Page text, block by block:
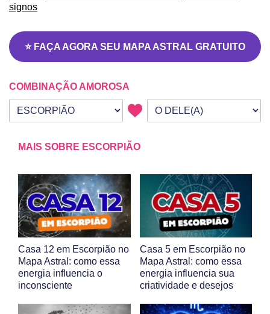
signos
⭐ FAÇA AGORA SEU MAPA ASTRAL GRATUITO
COMBINAÇÃO AMOROSA
Seu signo
Signo da outra pessoa
MAIS SOBRE ESCORPIÃO
Casa 12 em Escorpião no
Mapa Astral: como essa
energia influencia o
inconsciente
Casa 5 em Escorpião no
Mapa Astral: como essa
energia influencia sua
criatividade e desejos